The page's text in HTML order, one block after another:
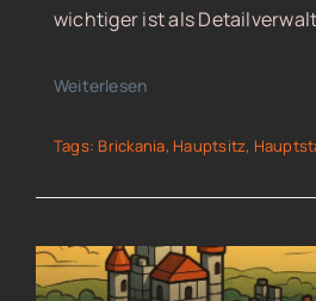
wichtiger ist als
Weiterlesen
Tags: Brickania, Hauptsitz,